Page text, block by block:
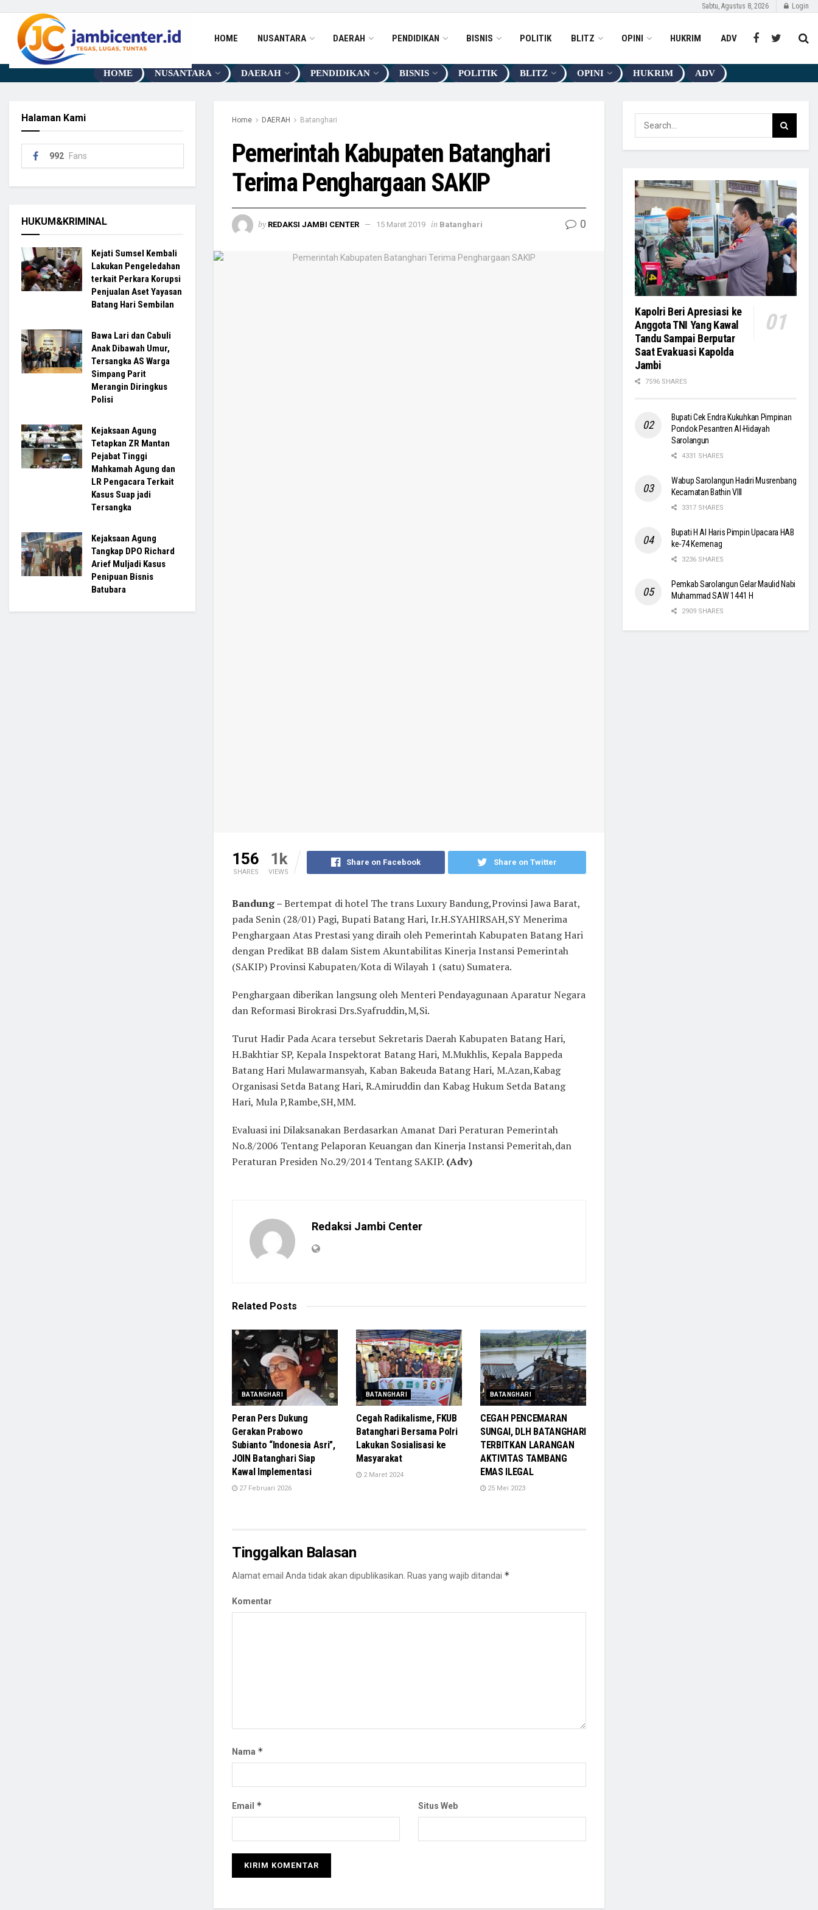
Sabtu, Agustus 8, 2026 Login
HOME NUSANTARA DAERAH PENDIDIKAN BISNIS POLITIK BLITZ OPINI HUKRIM ADV
HOME NUSANTARA DAERAH PENDIDIKAN BISNIS POLITIK BLITZ OPINI HUKRIM ADV
Home DAERAH Batanghari
Pemerintah Kabupaten Batanghari
Terima Penghargaan SAKIP
by REDAKSI JAMBI CENTER 15 Maret 2019 in Batanghari 0
156
SHARES
1k
VIEWS
Share on Facebook Share on Twitter
Bandung –Bertempat di hotel The trans Luxury Bandung,Provinsi Jawa Barat,
pada Senin (28/01) Pagi, Bupati Batang Hari, Ir.H.SYAHIRSAH,SY Menerima
Penghargaan Atas Prestasi yang diraih oleh Pemerintah Kabupaten Batang Hari
dengan Predikat BB dalam Sistem Akuntabilitas Kinerja Instansi Pemerintah
(SAKIP) Provinsi Kabupaten/Kota di Wilayah 1 (satu) Sumatera.
Penghargaan diberikan langsung oleh Menteri Pendayagunaan Aparatur Negara
dan Reformasi Birokrasi Drs.Syafruddin,M,Si.
Turut Hadir Pada Acara tersebut Sekretaris Daerah Kabupaten Batang Hari,
H.Bakhtiar SP, Kepala Inspektorat Batang Hari, M.Mukhlis, Kepala Bappeda
Batang Hari Mulawarmansyah, Kaban Bakeuda Batang Hari, M.Azan,Kabag
Organisasi Setda Batang Hari, R.Amiruddin dan Kabag Hukum Setda Batang
Hari, Mula P,Rambe,SH,MM.
Evaluasi ini Dilaksanakan Berdasarkan Amanat Dari Peraturan Pemerintah
No.8/2006 Tentang Pelaporan Keuangan dan Kinerja Instansi Pemeritah,dan
Peraturan Presiden No.29/2014 Tentang SAKIP. (Adv)
Redaksi Jambi Center
Related Posts
BATANGHARI
Peran Pers Dukung
Gerakan Prabowo
Subianto “Indonesia Asri”,
JOIN Batanghari Siap
Kawal Implementasi
27 Februari 2026
BATANGHARI
Cegah Radikalisme, FKUB
Batanghari Bersama Polri
Lakukan Sosialisasi ke
Masyarakat
2 Maret 2024
BATANGHARI
CEGAH PENCEMARAN
SUNGAI, DLH BATANGHARI
TERBITKAN LARANGAN
AKTIVITAS TAMBANG
EMAS ILEGAL
25 Mei 2023
Tinggalkan Balasan
Alamat email Anda tidak akan dipublikasikan. Ruas yang wajib ditandai *
Komentar
Nama *
Email * Situs Web
Halaman Kami
992 Fans
HUKUM&KRIMINAL
Kejati Sumsel Kembali
Lakukan Pengeledahan
terkait Perkara Korupsi
Penjualan Aset Yayasan
Batang Hari Sembilan
Bawa Lari dan Cabuli
Anak Dibawah Umur,
Tersangka AS Warga
Simpang Parit
Merangin Diringkus
Polisi
Kejaksaan Agung
Tetapkan ZR Mantan
Pejabat Tinggi
Mahkamah Agung dan
LR Pengacara Terkait
Kasus Suap jadi
Tersangka
Kejaksaan Agung
Tangkap DPO Richard
Arief Muljadi Kasus
Penipuan Bisnis
Batubara
Kapolri Beri Apresiasi ke
Anggota TNI Yang Kawal
Tandu Sampai Berputar
Saat Evakuasi Kapolda
Jambi
7596 SHARES
Bupati Cek Endra Kukuhkan Pimpinan
Pondok Pesantren Al-Hidayah
Sarolangun
4331 SHARES
Wabup Sarolangun Hadiri Musrenbang
Kecamatan Bathin VIII
3317 SHARES
Bupati H Al Haris Pimpin Upacara HAB
ke-74 Kemenag
3236 SHARES
Pemkab Sarolangun Gelar Maulid Nabi
Muhammad SAW 1441 H
2909 SHARES